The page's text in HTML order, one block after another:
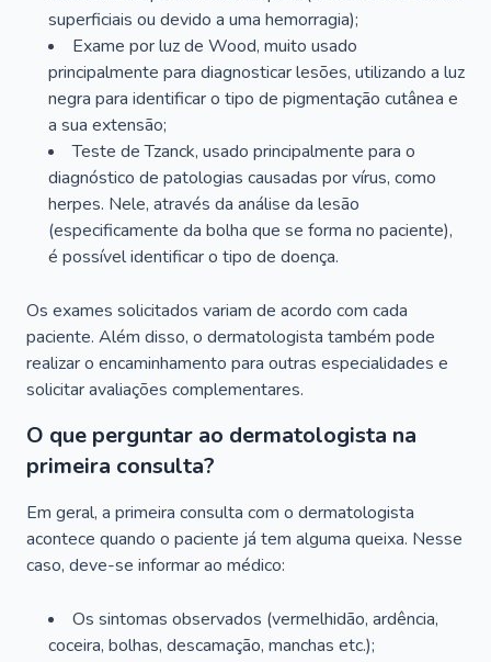
superficiais ou devido a uma hemorragia);
Exame por luz de Wood, muito usado
principalmente para diagnosticar lesões, utilizando a luz
negra para identificar o tipo de pigmentação cutânea e
a sua extensão;
Teste de Tzanck, usado principalmente para o
diagnóstico de patologias causadas por vírus, como
herpes. Nele, através da análise da lesão
(especificamente da bolha que se forma no paciente),
é possível identificar o tipo de doença.
Os exames solicitados variam de acordo com cada
paciente. Além disso, o dermatologista também pode
realizar o encaminhamento para outras especialidades e
solicitar avaliações complementares.
O que perguntar ao dermatologista na
primeira consulta?
Em geral, a primeira consulta com o dermatologista
acontece quando o paciente já tem alguma queixa. Nesse
caso, deve-se informar ao médico:
Os sintomas observados (vermelhidão, ardência,
coceira, bolhas, descamação, manchas etc.);